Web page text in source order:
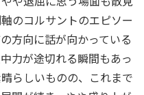
のコルサントのエピソー
方向に話が向かっている
力が途切れる瞬間もあっ
らしいものの、これまで